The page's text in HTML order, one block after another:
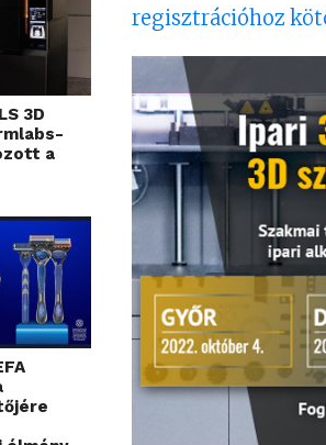
3D
a
regisztrációhoz